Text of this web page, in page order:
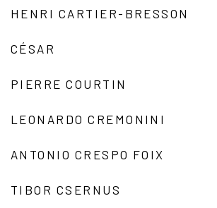
HENRI CARTIER-BRESSON
CÉSAR
PIERRE COURTIN
LEONARDO CREMONINI
ANTONIO CRESPO FOIX
TIBOR CSERNUS